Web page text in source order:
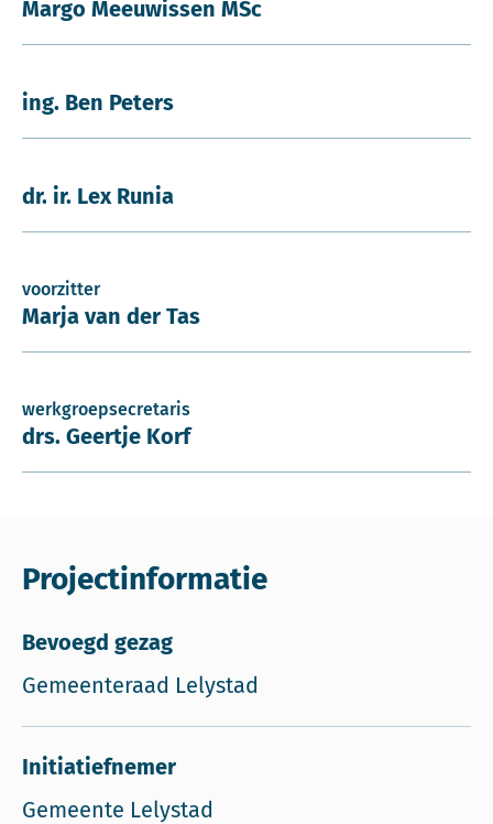
Margo Meeuwissen MSc
ing. Ben Peters
dr. ir. Lex Runia
voorzitter
Marja van der Tas
werkgroepsecretaris
drs. Geertje Korf
Projectinformatie
Bevoegd gezag
Gemeenteraad Lelystad
Initiatiefnemer
Gemeente Lelystad